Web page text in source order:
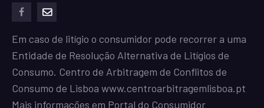
Em caso de litígio o consumidor pode recorrer a uma
Entidade de Resolução Alternativa de Litígios de
Consumo. Centro de Arbitragem de Conflitos de
Consumo de Lisboa www.centroarbitragemlisboa.pt
Mais informações em Portal do Consumidor